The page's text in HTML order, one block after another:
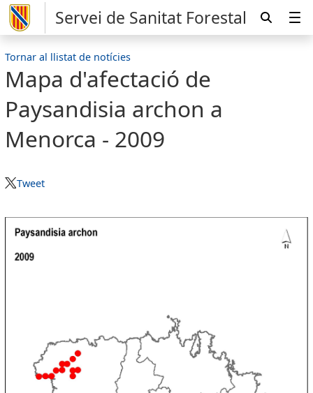
Servei de Sanitat Forestal
Tornar al llistat de notícies
Mapa d'afectació de
Paysandisia archon a
Menorca - 2009
Tweet